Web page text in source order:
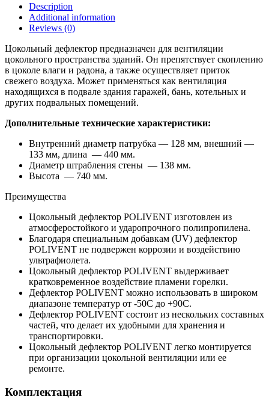
Description
Additional information
Reviews (0)
Цокольный дефлектор предназначен для вентиляции
цокольного пространства зданий. Он препятствует скоплению
в цоколе влаги и радона, а также осуществляет приток
свежего воздуха. Может применяться как вентиляция
находящихся в подвале здания гаражей, бань, котельных и
других подвальных помещений.
Дополнительные технические характеристики:
Внутренний диаметр патрубка — 128 мм, внешний —
133 мм, длина — 440 мм.
Диаметр штрабления стены — 138 мм.
Высота — 740 мм.
Преимущества
Цокольный дефлектор POLIVENT изготовлен из
атмосферостойкого и ударопрочного полипропилена.
Благодаря специальным добавкам (UV) дефлектор
POLIVENT не подвержен коррозии и воздействию
ультрафиолета.
Цокольный дефлектор POLIVENT выдерживает
кратковременное воздействие пламени горелки.
Дефлектор POLIVENT можно использовать в широком
диапазоне температур от -50С до +90С.
Дефлектор POLIVENT состоит из нескольких составных
частей, что делает их удобными для хранения и
транспортировки.
Цокольный дефлектор POLIVENT легко монтируется
при организации цокольной вентиляции или ее
ремонте.
Комплектация